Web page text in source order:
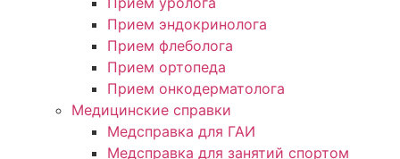
Прием эндокринолога
Прием флеболога
Прием ортопеда
Прием онкодерматолога
Медицинские справки
Медсправка для ГАИ
Медсправка для занятий спортом